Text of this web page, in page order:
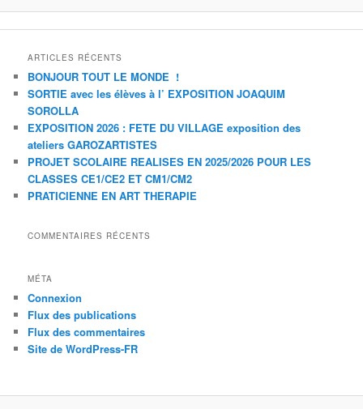
ARTICLES RÉCENTS
BONJOUR TOUT LE MONDE !
SORTIE avec les élèves à l’ EXPOSITION JOAQUIM
SOROLLA
EXPOSITION 2026 : FETE DU VILLAGE exposition des
ateliers GAROZARTISTES
PROJET SCOLAIRE REALISES EN 2025/2026 POUR LES
CLASSES CE1/CE2 ET CM1/CM2
PRATICIENNE EN ART THERAPIE
COMMENTAIRES RÉCENTS
MÉTA
Connexion
Flux des publications
Flux des commentaires
Site de WordPress-FR